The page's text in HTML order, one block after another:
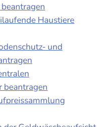
Haustiere
und
beantragen